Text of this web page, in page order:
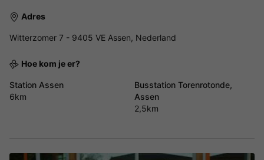
Adres
Witterzomer 7 - 9405 VE Assen, Nederland
Hoe kom je er?
Station Assen
6km
Busstation Torenrotonde,
Assen
2,5km